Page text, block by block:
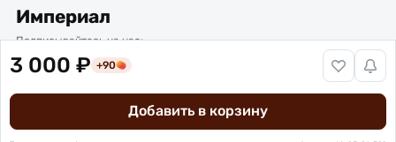
3 000 ₽ +90
Добавить в корзину
Империал
Подписывайтесь на нас:
Вакансии
Политика обработки персональных данных
© 2016 – 2026 ИП Титов Александр Михайлович